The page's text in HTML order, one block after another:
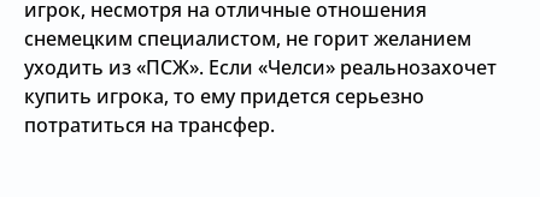
игрок, несмотря на отличные отношения
снемецким специалистом, не горит желанием
уходить из «ПСЖ». Если «Челси» реальнозахочет
купить игрока, то ему придется серьезно
потратиться на трансфер.